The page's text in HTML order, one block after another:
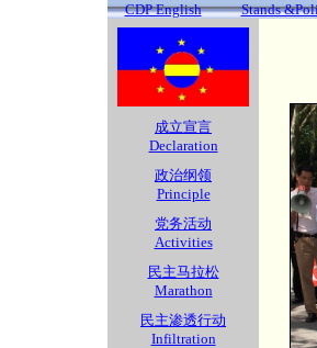
CDP English
Stands
成立宣言
Declaration
政治纲领
Principle
党务活动
Activities
民主马拉松
Marathon
民主渗透行动
Infiltration